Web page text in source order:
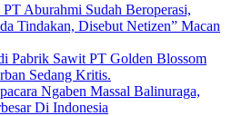
Aburahmi Sudah Beroperasi,
Tindakan, Disebut Netizen” Macan
Pabrik Sawit PT Golden Blossom
Sedang Kritis.
Ngaben Massal Balinuraga,
Di Indonesia